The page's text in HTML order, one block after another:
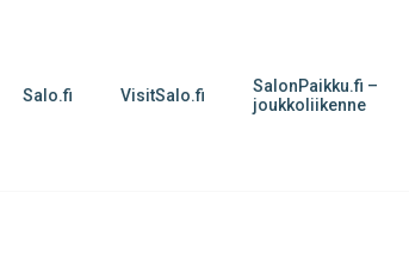
Salo.fi VisitSalo.fi
SalonPaikku.fi –
joukkoliikenne